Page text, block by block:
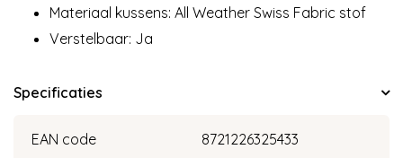
Materiaal kussens: All Weather Swiss Fabric stof
Verstelbaar: Ja
Specificaties
EAN code 8721226325433